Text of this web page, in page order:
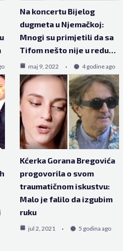
Na koncertu Bijelog
dugmeta u Njemačkoj:
Mnogi su primjetili da sa
Tifom nešto nije u redu…
maj 9, 2022 4 godine ago
Kćerka Gorana Bregovića
progovorila o svom
traumatičnom iskustvu:
Malo je falilo da izgubim
ruku
jul 2, 2021 5 godina ago